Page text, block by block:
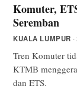
Komuter,
Seremban
KUALA LUMPUR
Tren Komuter
KTMB
dan ETS.